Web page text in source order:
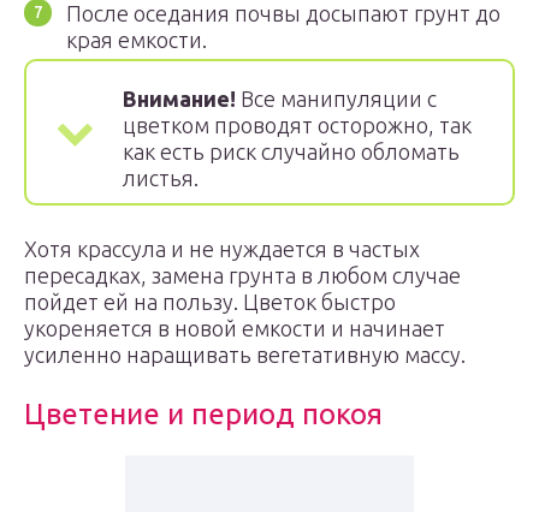
После оседания почвы досыпают грунт до
края емкости.
Внимание! Все манипуляции с
цветком проводят осторожно, так
как есть риск случайно обломать
листья.
Хотя крассула и не нуждается в частых
пересадках, замена грунта в любом случае
пойдет ей на пользу. Цветок быстро
укореняется в новой емкости и начинает
усиленно наращивать вегетативную массу.
Цветение и период покоя